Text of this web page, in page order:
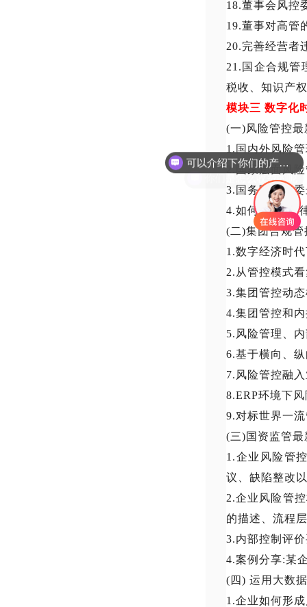
18.董事会风控
19.董事对高管
20.完善经营者
21 .国企合规管
税收、知识产
模块三 数字化
(一)风险管控
1.国内外风险
2.国家层面风
3.国务院国资
4.如何搭建“法
(二)集团合规
1.数字经济时
2.从管控模式
3.集团管控动
4.集团管控和
5.风险管理、
6.基于横向、
7.风险管控融
8.ERP环境下
9.对标世界一
(三)国资监管
1.企业风险管
议、缺陷整改
2.企业风险管
的描述、流程
3.内部控制评
4.案例分享:某
(四) 运用大数
1.企业如何形
可以介绍下你们的产品么
你们是怎么收费的呢